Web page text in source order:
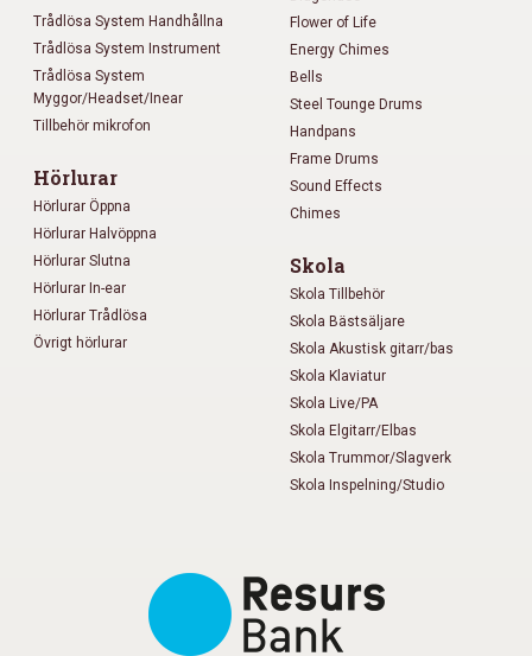
Trådlösa System Handhållna
Trådlösa System Instrument
Trådlösa System
Myggor/Headset/Inear
Tillbehör mikrofon
Hörlurar
Hörlurar Öppna
Hörlurar Halvöppna
Hörlurar Slutna
Hörlurar In-ear
Hörlurar Trådlösa
Övrigt hörlurar
Flower of Life
Energy Chimes
Bells
Steel Tounge Drums
Handpans
Frame Drums
Sound Effects
Chimes
Skola
Skola Tillbehör
Skola Bästsäljare
Skola Akustisk gitarr/bas
Skola Klaviatur
Skola Live/PA
Skola Elgitarr/Elbas
Skola Trummor/Slagverk
Skola Inspelning/Studio